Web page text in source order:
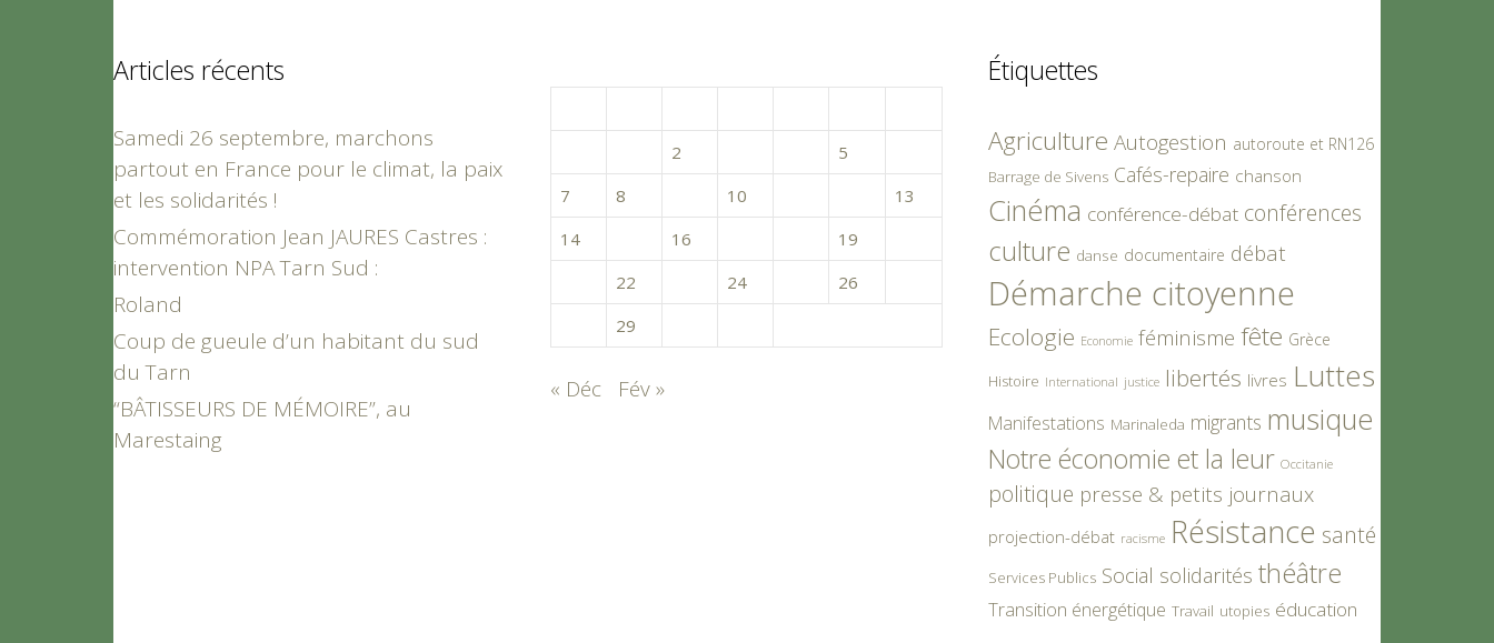
Articles récents
Samedi 26 septembre, marchons
partout en France pour le climat, la paix
et les solidarités !
Commémoration Jean JAURES Castres :
intervention NPA Tarn Sud :
Roland
Coup de gueule d’un habitant du sud
du Tarn
“BÂTISSEURS DE MÉMOIRE”, au
Marestaing
2 5
7
8 10
13
14
16 19
22 24 26
29
« Déc Fév »
Étiquettes
Agriculture Autogestion autoroute et RN126
Barrage de Sivens Cafés-repaire chanson
Cinéma conférence-débat conférences
culture danse documentaire débat
Démarche citoyenne
Ecologie Economie féminisme fête Grèce
Histoire International justice libertés livres Luttes
Manifestations Marinaleda migrants musique
Notre économie et la leur Occitanie
politique presse & petits journaux
projection-débat racisme Résistance santé
Services Publics Social solidarités théâtre
Transition énergétique Travail utopies éducation